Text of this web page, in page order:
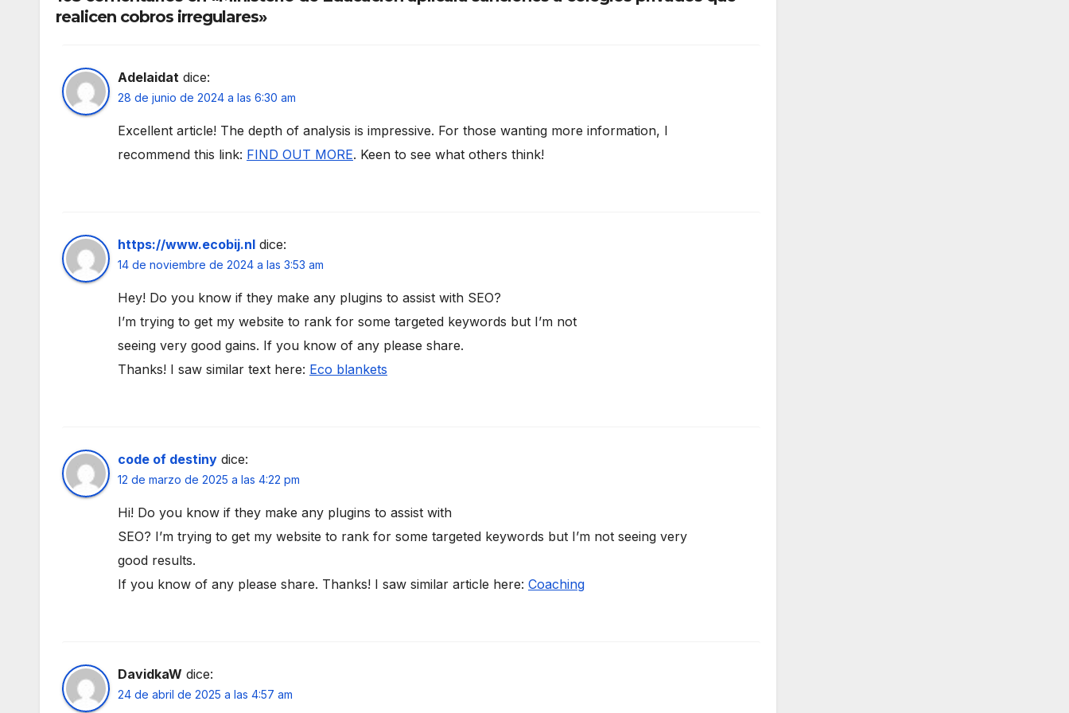
realicen cobros irregulares»
Adelaidat dice:
28 de junio de 2024 a las 6:30 am
Excellent article! The depth of analysis is impressive. For those wanting more information, I
recommend this link: FIND OUT MORE. Keen to see what others think!
https://www.ecobij.nl dice:
14 de noviembre de 2024 a las 3:53 am
Hey! Do you know if they make any plugins to assist with SEO?
I’m trying to get my website to rank for some targeted keywords but I’m not
seeing very good gains. If you know of any please share.
Thanks! I saw similar text here: Eco blankets
code of destiny dice:
12 de marzo de 2025 a las 4:22 pm
Hi! Do you know if they make any plugins to assist with
SEO? I’m trying to get my website to rank for some targeted keywords but I’m not seeing very
good results.
If you know of any please share. Thanks! I saw similar article here: Coaching
DavidkaW dice:
24 de abril de 2025 a las 4:57 am